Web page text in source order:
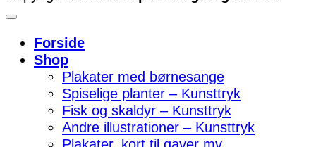
Forside
Shop
Plakater med børnesange
Spiselige planter – Kunsttryk
Fisk og skaldyr – Kunsttryk
Andre illustrationer – Kunsttryk